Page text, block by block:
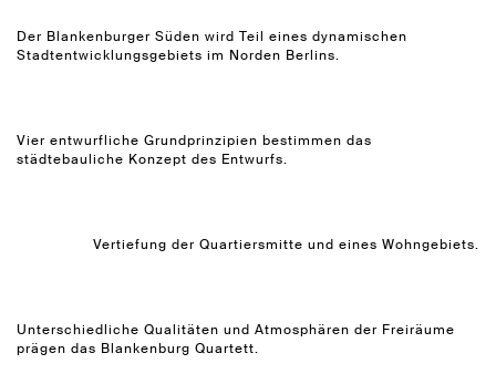
Der Blankenburger Süden wird Teil eines dynamischen
Stadtentwicklungsgebiets im Norden Berlins.
Vier entwurfliche Grundprinzipien bestimmen das
städtebauliche Konzept des Entwurfs.
Vertiefung der Quartiersmitte und eines Wohngebiets.
Unterschiedliche Qualitäten und Atmosphären der Freiräume
prägen das Blankenburg Quartett.